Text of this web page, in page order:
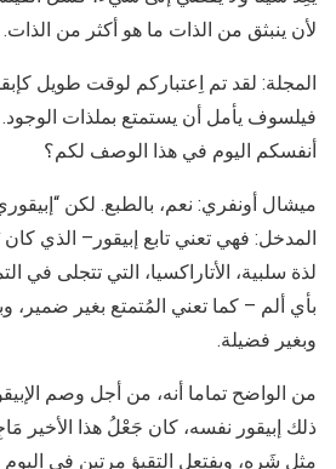
لأن ينبثق من الذات ما هو أكثر من الذات.
المجلة: لقد تم اِعتباركم لوقت طويل
فيلسوف يأمل أن يستمتع بملذات
أنفسكم اليوم في هذا الوصف لكم؟
ميشال أونفري: نعم، بالطبع. لكن
المدخل: فهي تعني تابع إبيقور– الذي كان
لذة سلبية، الأتاراكسيا، التي تتجلى في
بأي ألم – كما تعني المُتمتع بغير ضمير،
وبغير فضيلة.
من الواضح تماما أنه، من أجل وصم
ذلك إبيقور نفسه، كان جَعْلُ هذا الأخير
مثل شَرِهٍ، ويفتعل التقيؤ مرتين في